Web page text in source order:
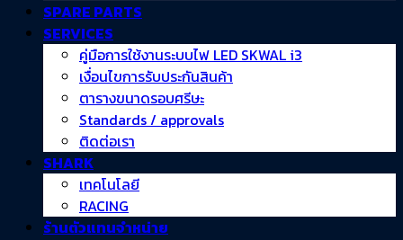
SPARE PARTS
SERVICES
คู่มือการใช้งานระบบไฟ LED SKWAL i3
เงื่อนไขการรับประกันสินค้า
ตารางขนาดรอบศรีษะ
Standards / approvals
ติดต่อเรา
SHARK
เทคโนโลยี
RACING
ร้านตัวแทนจำหน่าย